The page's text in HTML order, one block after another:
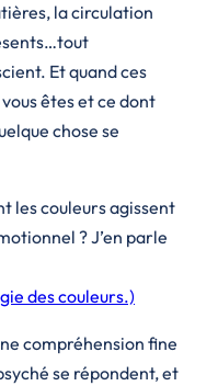
la circulation
Et quand ces
êtes et ce dont
chose se
les couleurs agissent
? J’en parle
des couleurs.)
compréhension fine
se répondent, et